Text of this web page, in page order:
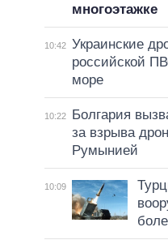
многоэтажке
10:42 Украинские
российской
море
10:22
Болгария
за взрыва
Румынией
10:09